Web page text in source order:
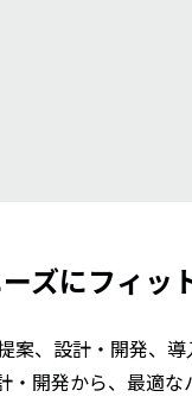
ズにフィッ
案、設計・開発、
・開発から、最適